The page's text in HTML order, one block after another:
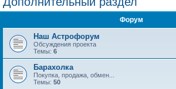
Форум
Наш Астрофорум
Обсуждения проекта
Темы: 6
Барахолка
Покупка, продажа, обмен...
Темы: 50